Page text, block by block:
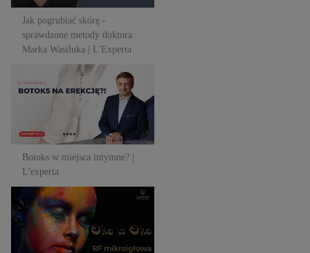
Oko w oko z radiofrekwencją
mikroigłową | L'Experta
Jak pogrubiać skórę -
sprawdzone metody doktora
Marka Wasiluka | L'Experta
Botoks w miejsca intymne? |
L'experta
Botoks w miejsca intymne? |
L'experta